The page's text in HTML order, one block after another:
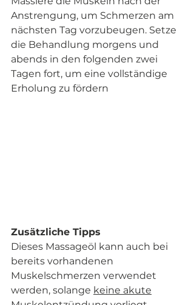
Anstrengung, um Schmerzen am
nächsten Tag vorzubeugen. Setze
die Behandlung morgens und
abends in den folgenden zwei
Tagen fort, um eine vollständige
Erholung zu fördern
Zusätzliche Tipps
Dieses Massageöl kann auch bei
bereits vorhandenen
Muskelschmerzen verwendet
werden, solange keine akute